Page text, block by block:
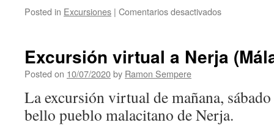
Posted in Excursiones | Comentarios desactivados
Nerja.
Excursión virtual a Nerja
Posted on 10/07/2020by Ramon Sempere
La excursión virtual de mañana,
bello pueblo malacitano de Nerja.